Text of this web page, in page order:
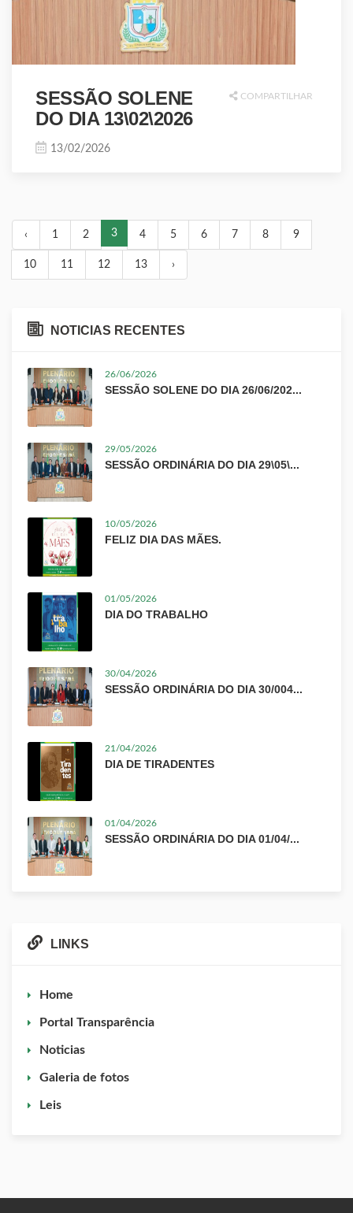
COMPARTILHAR
SESSÃO SOLENE
DO DIA 13\02\2026
13/02/2026
‹ 1 2 3 4 5 6 7 8 9
10 11 12 13 ›
NOTICIAS RECENTES
26/06/2026
SESSÃO SOLENE DO DIA 26/06/202...
29/05/2026
SESSÃO ORDINÁRIA DO DIA 29\05\...
10/05/2026
FELIZ DIA DAS MÃES.
01/05/2026
DIA DO TRABALHO
30/04/2026
SESSÃO ORDINÁRIA DO DIA 30/004...
21/04/2026
DIA DE TIRADENTES
01/04/2026
SESSÃO ORDINÁRIA DO DIA 01/04/...
LINKS
Home
Portal Transparência
Noticias
Galeria de fotos
Leis